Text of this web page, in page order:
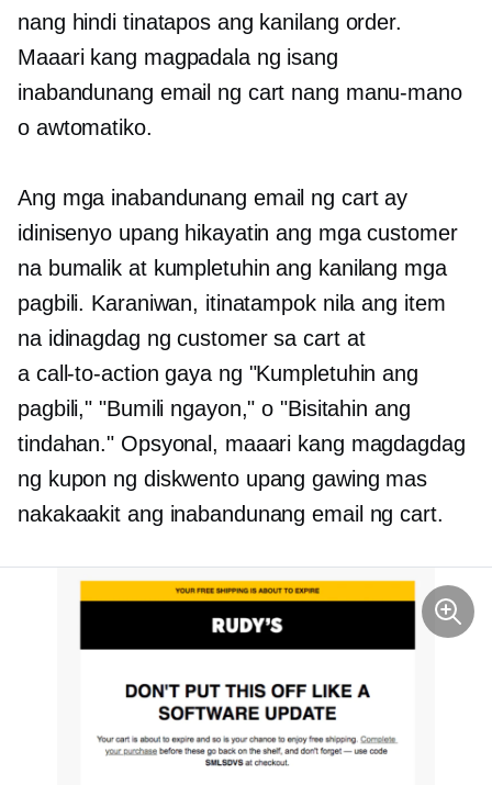
nang hindi tinatapos ang kanilang order.
Maaari kang magpadala ng isang
inabandunang email ng cart nang manu-mano
o awtomatiko.
Ang mga inabandunang email ng cart ay
idinisenyo upang hikayatin ang mga customer
na bumalik at kumpletuhin ang kanilang mga
pagbili. Karaniwan, itinatampok nila ang item
na idinagdag ng customer sa cart at
a call-to-action gaya ng "Kumpletuhin ang
pagbili," "Bumili ngayon," o "Bisitahin ang
tindahan." Opsyonal, maaari kang magdagdag
ng kupon ng diskwento upang gawing mas
nakakaakit ang inabandunang email ng cart.